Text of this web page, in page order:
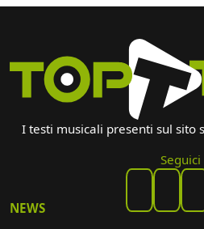
I testi musicali presenti sul sito
Seguici
NEWS